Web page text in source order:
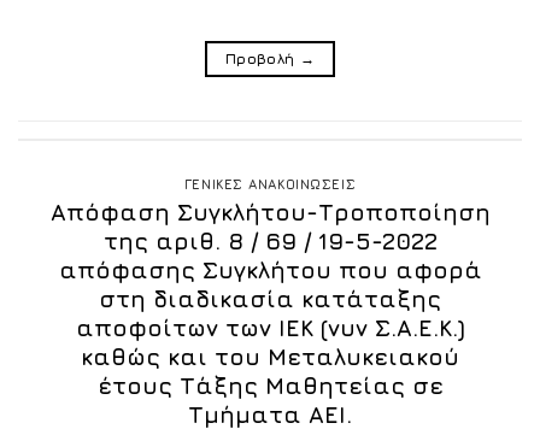
Προβολή →
ΓΕΝΙΚΕΣ ΑΝΑΚΟΙΝΩΣΕΙΣ
Απόφαση Συγκλήτου-Τροποποίηση
της αριθ. 8 / 69 / 19-5-2022
απόφασης Συγκλήτου που αφορά
στη διαδικασία κατάταξης
αποφοίτων των ΙΕΚ (νυν Σ.Α.Ε.Κ.)
καθώς και του Μεταλυκειακού
έτους Τάξης Μαθητείας σε
Τμήματα ΑΕΙ.